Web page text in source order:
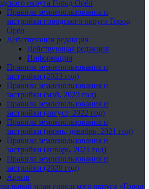
округа Город Орёл
Правила землепользования и
застройки городского округа Город
Орёл
Действующая редакция
Действующая редакция
Информация
Правила землепользования и
застройки (2023 год)
Правила землепользования и
застройки (май, 2023 год)
Правила землепользования и
застройки (август, 2022 год)
Правила землепользования и
застройки (июнь, декабрь, 2021 год)
Правила землепользования и
застройки (январь, 2021 год)
Правила землепользования и
застройки (2020 год)
Архив
план городского округа «Город